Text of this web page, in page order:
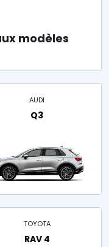
modèles
AUDI
Q3
TOYOTA
RAV 4